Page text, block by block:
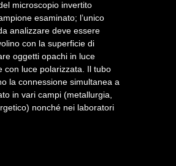
microscopio invertito
esaminato; l’unico
analizzare deve essere
con la superficie di
oggetti opachi in luce
con luce polarizzata. Il tubo
la connessione simultanea a
in vari campi (metallurgia,
nonché nei laboratori